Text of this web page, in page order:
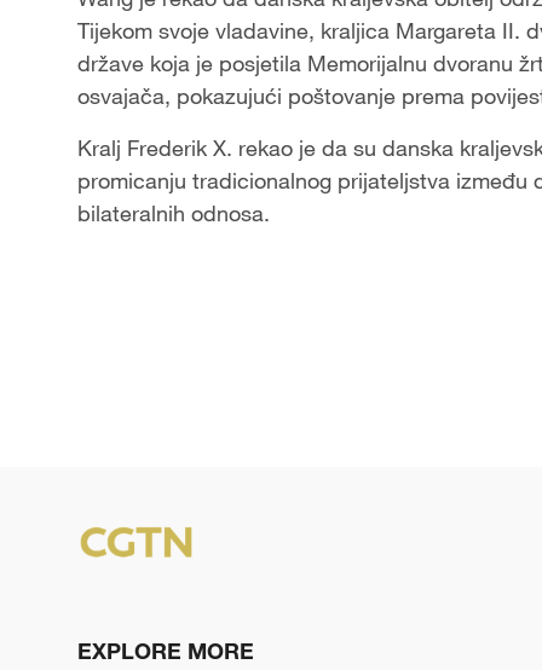
Tijekom svoje vladavine, kraljica Margareta II.
države koja je posjetila Memorijalnu dvoranu
osvajača, pokazujući poštovanje prema
Kralj Frederik X. rekao je da su danska
promicanju tradicionalnog prijateljstva između
bilateralnih odnosa.
EXPLORE MORE